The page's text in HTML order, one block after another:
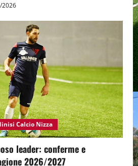
2026
Calcio Nizza
leader: conferme e
2026/2027